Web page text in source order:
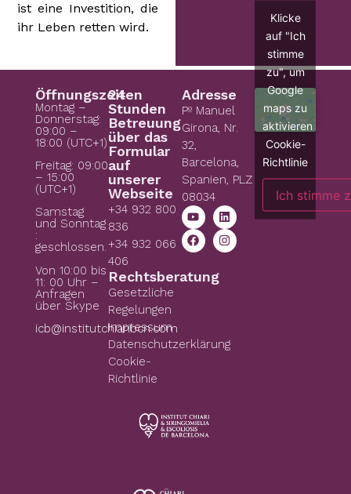
ist eine Investition, die
ihr Leben retten wird.
Öffnungszeiten
Montag –
Donnerstag:
09:00 –
18:00 (UTC+1)
Freitag: 09:00
– 15:00
(UTC+1)
Samstag
und Sonntag
:
geschlossen.
Von 10:00 bis
11: 00 Uhr –
Anfragen
über Skype
icb@institutchiaribcn.com
24
Stunden
Betreuung
über das
Formular
auf
unserer
Webseite
+34 932 800
836
+34 932 066
406
Rechtsberatung
Gesetzliche
Regelungen
Impressum
Datenschutzerklärung
Cookie-
Richtlinie
Adresse
Pº Manuel
Girona, Nr.
32,
Barcelona,
Spanien, PLZ
08034
Klicke
auf "Ich
stimme
zu", um
Google
maps zu
aktivieren
Cookie-
Richtlinie
Ich stimme